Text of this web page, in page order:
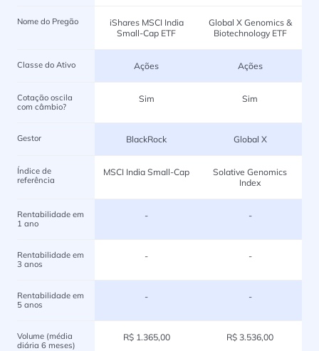
Nome do Pregão
iShares MSCI India
Small-Cap ETF
Global X Genomics &
Biotechnology ETF
Classe do Ativo Ações Ações
Cotação oscila
com câmbio?
Sim Sim
Gestor BlackRock Global X
Índice de
referência
MSCI India Small-Cap
Solative Genomics
Index
Rentabilidade em
1 ano
- -
Rentabilidade em
3 anos
- -
Rentabilidade em
5 anos
- -
Volume (média
diária 6 meses)
R$ 1.365,00 R$ 3.536,00